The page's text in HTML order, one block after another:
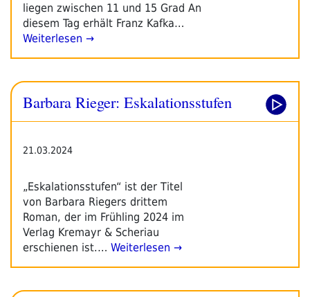
liegen zwischen 11 und 15 Grad An
diesem Tag erhält Franz Kafka…
Weiterlesen →
Barbara Rieger: Eskalationsstufen
21.03.2024
„Eskalationsstufen“ ist der Titel
von Barbara Riegers drittem
Roman, der im Frühling 2024 im
Verlag Kremayr & Scheriau
erschienen ist.… Weiterlesen →